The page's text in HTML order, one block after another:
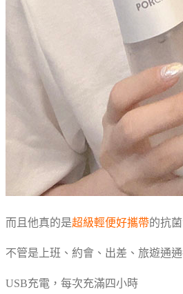
而且他真的是超級輕便好攜帶的抗
不管是上班、約會、出差、旅遊通
USB充電，每次充滿四小時